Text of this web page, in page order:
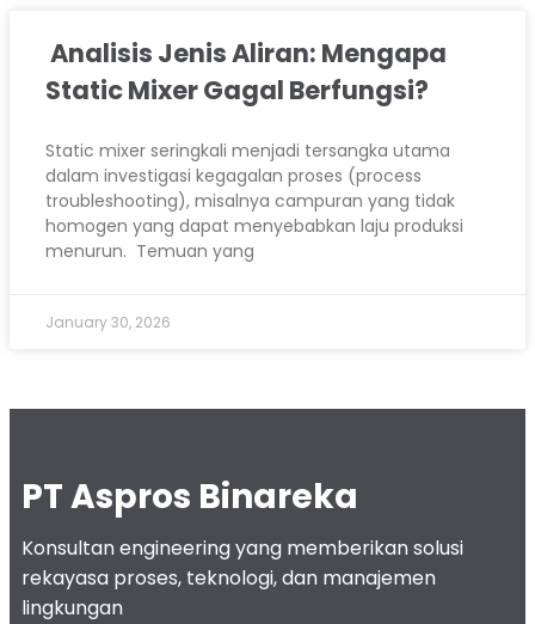
Analisis Jenis Aliran: Mengapa
Static Mixer Gagal Berfungsi?
Static mixer seringkali menjadi tersangka utama
dalam investigasi kegagalan proses (process
troubleshooting), misalnya campuran yang tidak
homogen yang dapat menyebabkan laju produksi
menurun. Temuan yang
January 30, 2026
PT Aspros Binareka
Konsultan engineering yang memberikan solusi
rekayasa proses, teknologi, dan manajemen
lingkungan